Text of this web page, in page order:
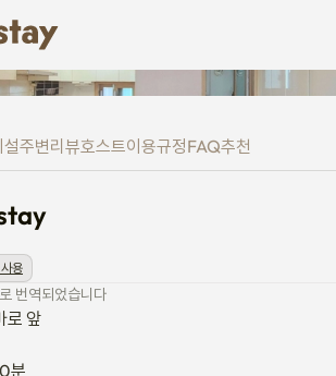
주변리뷰호스트이용규정FAQ추천
용
번역되었습니다
로 앞
분